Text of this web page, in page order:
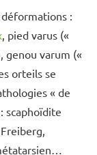
:
, pied varus («
genou varum («
orteils se
« de
scaphoïdite